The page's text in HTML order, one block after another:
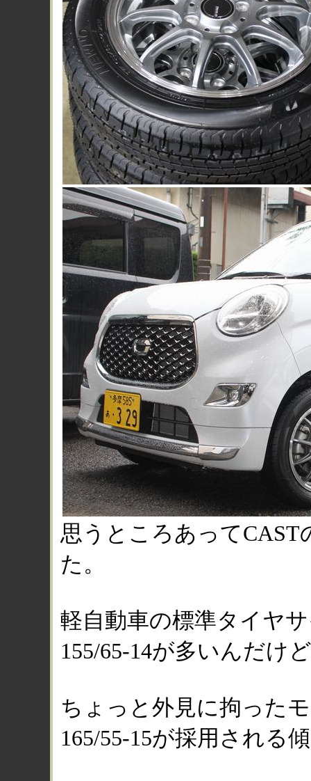
思うところあって
た。
軽自動車の標準タイヤ
155/65-14が多いんだけど
ちょっと外見に拘った
165/55-15が採用される